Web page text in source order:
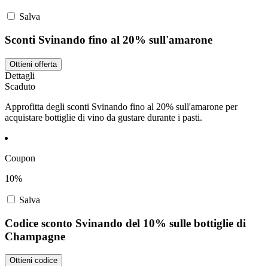
Salva
Sconti Svinando fino al 20% sull'amarone
Ottieni offerta
Dettagli
Scaduto
Approfitta degli sconti Svinando fino al 20% sull'amarone per
acquistare bottiglie di vino da gustare durante i pasti.
Coupon
10%
Salva
Codice sconto Svinando del 10% sulle bottiglie di
Champagne
Ottieni codice